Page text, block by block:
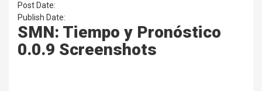
Post Date:
Publish Date:
SMN: Tiempo y Pronóstico
0.0.9 Screenshots